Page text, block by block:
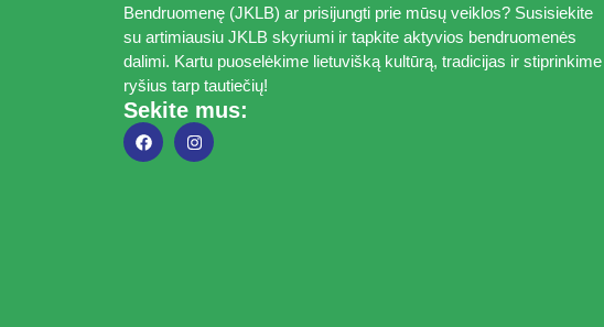
Bendruomenę (JKLB) ar prisijungti prie mūsų veiklos? Susisiekite
su artimiausiu JKLB skyriumi ir tapkite aktyvios bendruomenės
dalimi. Kartu puoselėkime lietuvišką kultūrą, tradicijas ir stiprinkime
ryšius tarp tautiečių!
Sekite mus: